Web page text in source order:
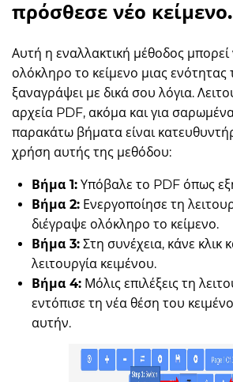
πρόσθεσε νέο κείμενο.
Αυτή η εναλλακτική μέθοδος μπορεί
ολόκληρο το κείμενο μιας ενότητας
ξαναγράψει με δικά σου λόγια.
αρχεία PDF, ακόμα και για
παρακάτω βήματα είναι
χρήση αυτής της μεθόδου:
Βήμα 1: Υπόβαλε το PDF όπως
Βήμα 2: Ενεργοποίησε τη
διέγραψε ολόκληρο το κείμενο.
Βήμα 3: Στη συνέχεια, κάνε κλικ
λειτουργία κειμένου.
Βήμα 4: Μόλις επιλέξεις τη
εντόπισε τη νέα θέση του
αυτήν.